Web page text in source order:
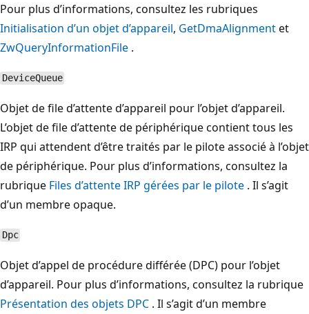
Pour plus d’informations, consultez les rubriques
Initialisation d’un objet d’appareil, GetDmaAlignmentet
ZwQueryInformationFile .
DeviceQueue
Objet de file d’attente d’appareil pour l’objet d’appareil.
L’objet de file d’attente de périphérique contient tous les
IRP qui attendent d’être traités par le pilote associé à l’objet
de périphérique. Pour plus d’informations, consultez la
rubrique Files d’attente IRP gérées par le pilote . Il s’agit
d’un membre opaque.
Dpc
Objet d’appel de procédure différée (DPC) pour l’objet
d’appareil. Pour plus d’informations, consultez la rubrique
Présentation des objets DPC . Il s’agit d’un membre